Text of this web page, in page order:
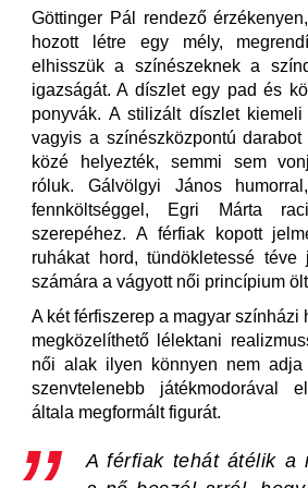
Göttinger Pál rendező
hozott létre egy mély,
elhisszük a színészeknek a
igazságát. A díszlet egy pad és
ponyvák. A stilizált díszlet
vagyis a színészközpontú
közé helyezték, semmi sem
róluk. Gálvölgyi János
fennköltséggel, Egri Márta
szerepéhez. A férfiak kopott
ruhákat hord, tündökletessé téve
számára a vágyott női princípium
A két férfiszerep a magyar színházi
megközelíthető lélektani
női alak ilyen könnyen nem adja
szenvtelenebb játékmodorával
általa megformált figurát.
A férfiak tehát átélik a